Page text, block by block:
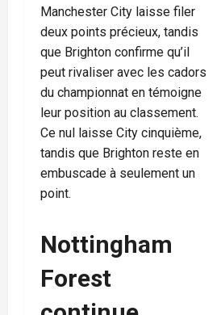
Manchester City laisse filer
deux points précieux, tandis
que Brighton confirme qu’il
peut rivaliser avec les cadors
du championnat en témoigne
leur position au classement.
Ce nul laisse City cinquième,
tandis que Brighton reste en
embuscade à seulement un
point.
Nottingham
Forest